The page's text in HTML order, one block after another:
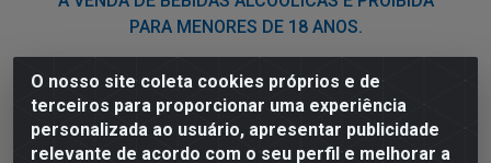
O nosso site coleta cookies próprios e de
terceiros para proporcionar uma experiência
personalizada ao usuário, apresentar publicidade
relevante de acordo com o seu perfil e melhorar a
PARA MENORES DE 18 ANOS.
Nordil Distribuidora - Avenida Liberdade, 2738, Bloco F -
Sesi - Bayeux/PB - CEP 58.111-400 - CNPJ
03.775.813/0001-41